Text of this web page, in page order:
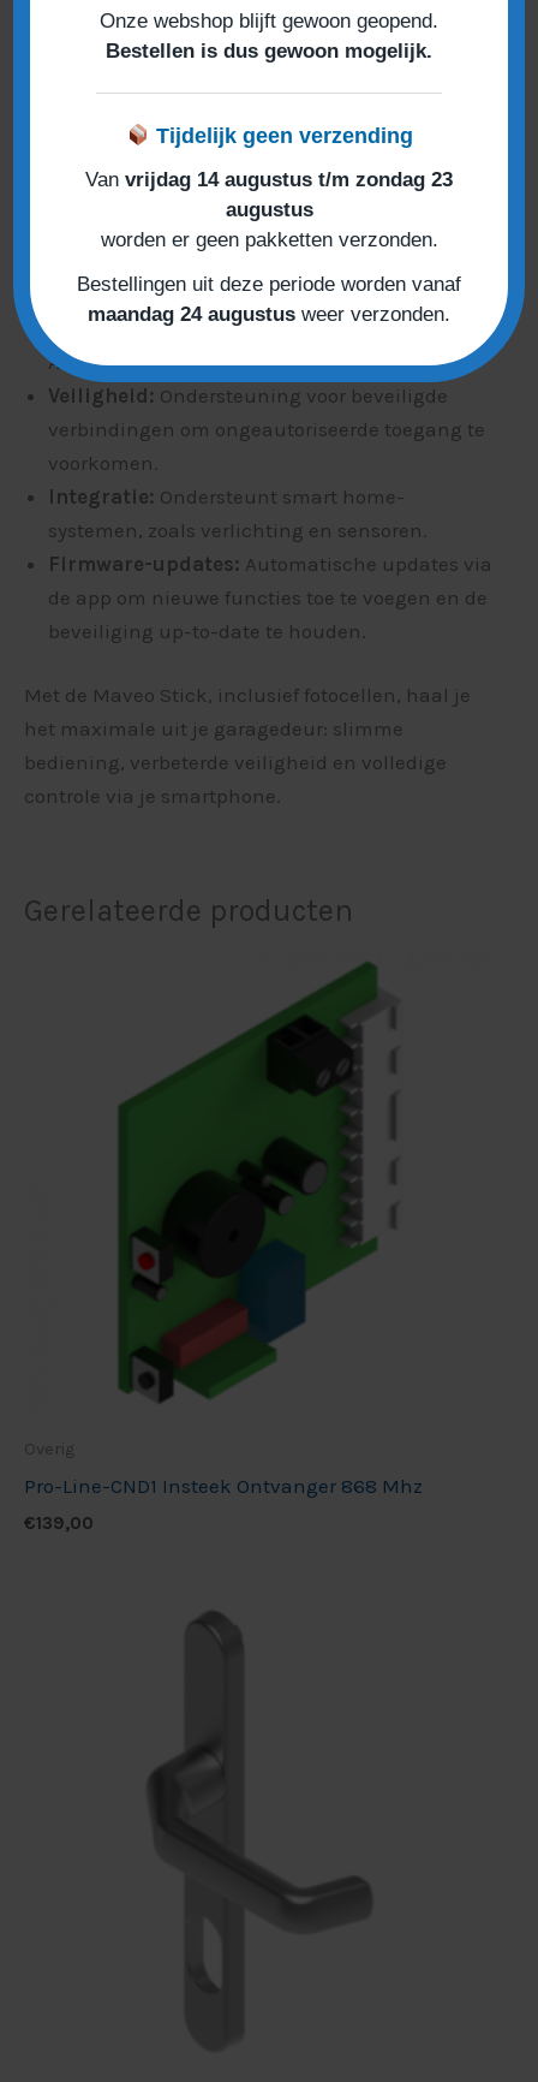
Inclusief fotocellen:Voor de veiligheid en
volledige werking van de extra functies.
Internetverbinding vereist:Voor bediening
via de app is een actieve internetverbinding
Aansluiting:Eenvoudige plug-and-play
installatie via de motor.
communicatie.
App-ondersteuning:Compatibel met iOS en
Android.
Veiligheid: Ondersteuning voor beveiligde
verbindingen om ongeautoriseerde toegang te
voorkomen.
Integratie: Ondersteunt smart home-
systemen, zoals verlichting en sensoren.
Firmware-updates: Automatische updates via
de app om nieuwe functies toe te voegen en de
beveiliging up-to-date te houden.
Met de Maveo Stick, inclusief fotocellen, haal je
het maximale uit je garagedeur: slimme
bediening, verbeterde veiligheid en volledige
controle via je smartphone.
Gerelateerde producten
Overig
Pro-Line-CND1 Insteek Ontvanger 868 Mhz
€139,00
Onze webshop blijft gewoon geopend.
Bestellen is dus gewoon mogelijk.
Tijdelijk geen verzending
Van vrijdag 14 augustus t/m zondag 23
augustus
worden er geen pakketten verzonden.
Bestellingen uit deze periode worden vanaf
maandag 24 augustus weer verzonden.